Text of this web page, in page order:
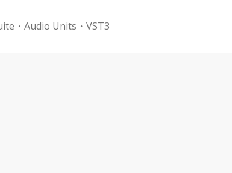
・Audio Units・VST3